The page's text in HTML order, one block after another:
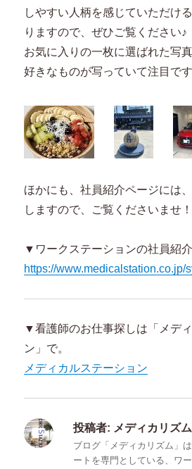
しやすい人柄を感じていただけ
りますので、ぜひご覧ください♪
お気に入りの一枚に選ばれた写
好きなものが写っていて注目です
ほかにも、社員紹介ページには
しますので、ご覧くださいませ！
▼ワークステーションの社員紹介
https://www.medicalstation.co.jp/
▼看護師のお仕事探しは「メデ
ン」で。
メディカルステーション
投稿者: メディカリズ
ブログ「メディカリズム」
ートを専門としている、ワ